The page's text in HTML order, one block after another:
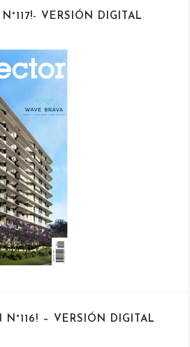
VERSIÓN DIGITAL
N°116! – VERSIÓN DIGITAL